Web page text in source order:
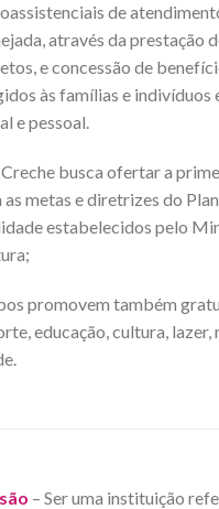
de
através da prestação
e concessão de
às famílias e indivíduos
e pessoal.
Creche busca ofertar a
as metas e diretrizes do
estabelecidos pelo
promovem também
educação, cultura,
– Ser uma instituição